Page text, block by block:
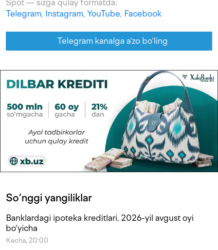
Spot — sizga qulay formatda:
Telegram, Instagram, YouTube, Facebook
Telegram kanalga a'zo bo‘ling
So‘nggi yangiliklar
Banklardagi ipoteka kreditlari. 2026-yil avgust oyi
bo‘yicha
Kecha, 20:00